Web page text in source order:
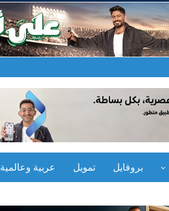
بروفايل تمويل عربية وعالمية